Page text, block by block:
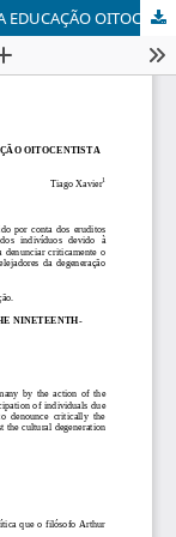
SCHOPENHAUER E NIETZSCHE: CRÍTICOS DA EDUCAÇÃO OITOCENTISTA ALEMÃ